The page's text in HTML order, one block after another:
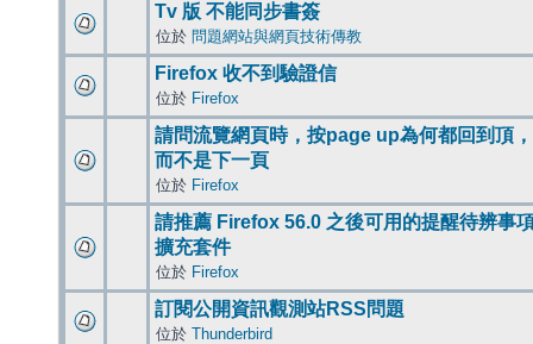
Tv 版 不能同步書簽
位於 問題網站與網頁技術傳教
Firefox 收不到驗證信
位於 Firefox
請問流覽網頁時，按page up為何都回到頂，
而不是下一頁
位於 Firefox
請推薦 Firefox 56.0 之後可用的提醒待辨事
擴充套件
位於 Firefox
訂閱公開資訊觀測站RSS問題
位於 Thunderbird